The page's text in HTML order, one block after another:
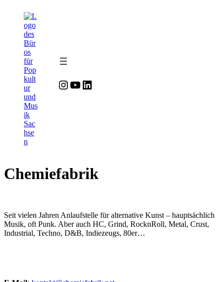
springen
Instagram YouTube LinkedIn
Chemiefabrik
Seit vielen Jahren Anlaufstelle für alternative Kunst – hauptsächlich
Musik, oft Punk. Aber auch HC, Grind, RocknRoll, Metal, Crust,
Industrial, Techno, D&B, Indiezeugs, 80er…